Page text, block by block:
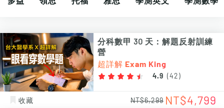
教檢教甄 日文檢定
分科數甲 30 天：解題反射訓練
營
超詳解 Exam King
4.9 ( 42 )
收藏 NT$6,299 NT$4,799